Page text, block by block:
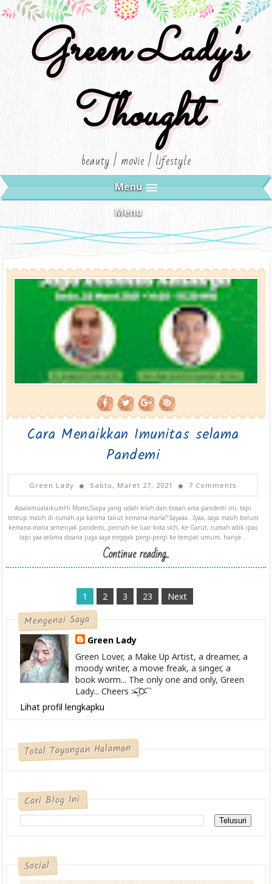
Green Lady's
Thought
beauty | movie | lifestyle
Menu
Menu
Cara Menaikkan Imunitas selama
Pandemi
Green Lady Sabtu, Maret 27, 2021 7 Comments
AssalamualaikumHi Moms,Siapa yang udah lelah dan bosan ama pandemi ini, tapi
teteup masih di rumah aja karena takut kemana-mana? Sayaaa...Iyaa, saya masih belum
kemana-mana semenjak pandemi, pernah ke luar kota sich, ke Garut, rumah adik ipar,
tapi yaa selama disana juga saya enggak pergi-pergi ke tempat umum, hanya...
Continue reading...
1 2 3 23 Next
Mengenai Saya
Green Lady
Green Lover, a Make Up Artist, a dreamer, a
moody writer, a movie freak, a singer, a
book worm... The only one and only, Green
Lady... Cheers >̴̴̴̴̴͡.̮Ơ̴͡
Lihat profil lengkapku
Total Tayangan Halaman
Cari Blog Ini
Social